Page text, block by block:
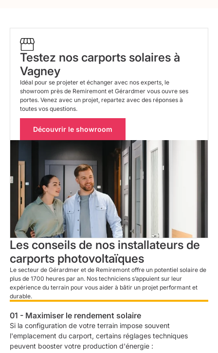
la production de votre propre toiture.
Testez nos carports solaires à
Vagney
Idéal pour se projeter et échanger avec nos experts, le
showroom près de Remiremont et Gérardmer vous ouvre ses
portes. Venez avec un projet, repartez avec des réponses à
toutes vos questions.
Découvrir le showroom
Les conseils de nos installateurs de
carports photovoltaïques
Le secteur de Gérardmer et de Remiremont offre un potentiel solaire de
plus de 1700 heures par an. Nos techniciens s’appuient sur leur
expérience du terrain pour vous aider à bâtir un projet performant et
durable.
01 - Maximiser le rendement solaire
Si la configuration de votre terrain impose souvent
l'emplacement du carport, certains réglages techniques
peuvent booster votre production d'énergie :